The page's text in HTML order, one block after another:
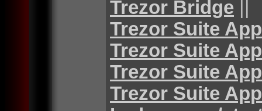
Trezor Bridge ||
Trezor Suite App
Trezor Suite App
Trezor Suite App
Trezor Suite App